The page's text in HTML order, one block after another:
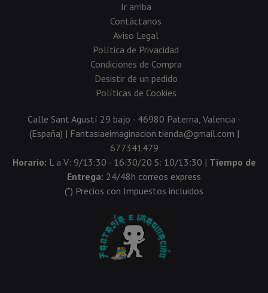
Ir arriba
Contáctanos
Aviso Legal
Política de Privacidad
Condiciones de Compra
Desistir de un pedido
Políticas de Cookies
Calle Sant Agustí 29 bajo - 46980 Paterna, Valencia -
(España) | Fantasiaeimaginacion.tienda@gmail.com |
677341479
Horario: L a V: 9/13:30 - 16:30/20 S: 10/13:30 | Tiempo de
Entrega: 24/48h correos express
(*) Precios con Impuestos incluidos